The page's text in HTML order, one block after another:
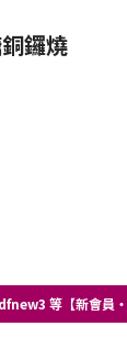
鑼燒
等【新會員・